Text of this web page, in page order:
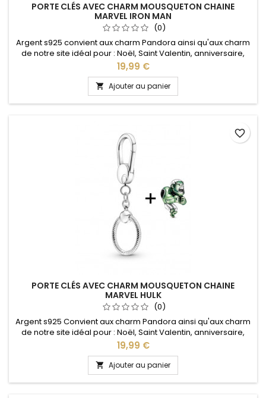
PORTE CLÉS AVEC CHARM MOUSQUETON CHAINE
MARVEL IRON MAN
(0)
Argent s925 convient aux charm Pandora ainsi qu'aux charm
de notre site idéal pour : Noël, Saint Valentin, anniversaire,
anniversaire de mariage L'ouverture pour les charms se fait
au niveau de la boule Le charm est vendu avec le porte clés
Prix
19,99 €
 Ajouter au panier
PORTE CLÉS AVEC CHARM MOUSQUETON CHAINE
MARVEL HULK
(0)
Argent s925 Convient aux charm Pandora ainsi qu'aux charm
de notre site idéal pour : Noël, Saint Valentin, anniversaire,
anniversaire de mariage L'ouverture pour les charms se fait
au niveau de la boule Le charm est vendu avec le porte clés
Prix
19,99 €
 Ajouter au panier
favorite_border